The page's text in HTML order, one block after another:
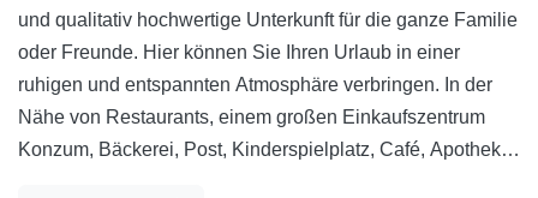
und qualitativ hochwertige Unterkunft für die ganze Familie
oder Freunde. Hier können Sie Ihren Urlaub in einer
ruhigen und entspannten Atmosphäre verbringen. In der
Nähe von Restaurants, einem großen Einkaufszentrum
Konzum, Bäckerei, Post, Kinderspielplatz, Café, Apotheke,